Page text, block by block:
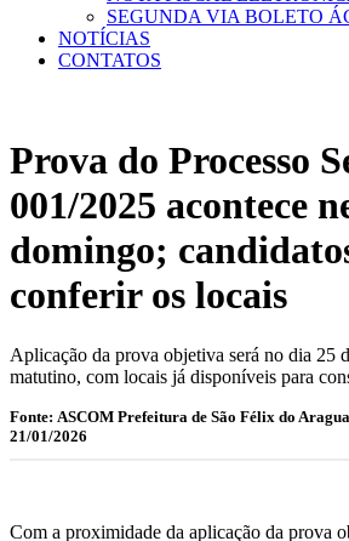
SEGUNDA VIA BOLETO
NOTÍCIAS
CONTATOS
Prova do Processo
001/2025 acontece
domingo;
conferir os locais
Aplicação da prova objetiva será no dia 25
matutino, com locais já disponíveis para
Fonte: ASCOM Prefeitura de São Félix do
21/01/2026
Com a proximidade da aplicação da prova